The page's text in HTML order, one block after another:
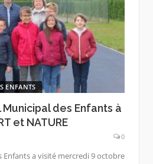
ENFANTS
des Enfants à
et NATURE
0
Enfants a visité mercredi 9 octobre